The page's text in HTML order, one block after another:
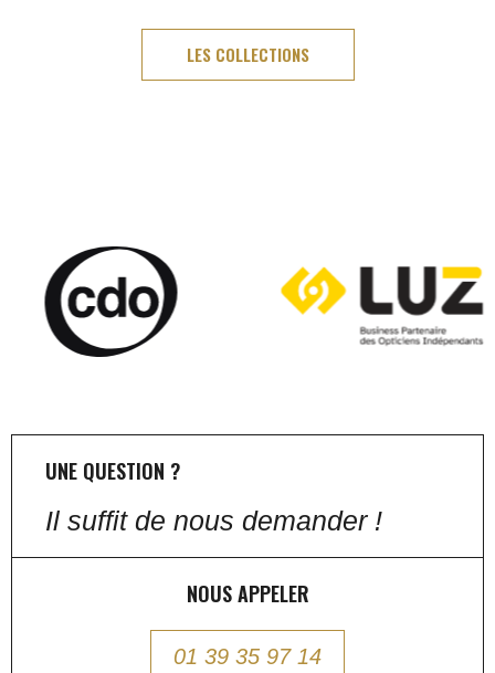
LES COLLECTIONS
UNE QUESTION ?
Il suffit de nous demander !
NOUS APPELER
01 39 35 97 14